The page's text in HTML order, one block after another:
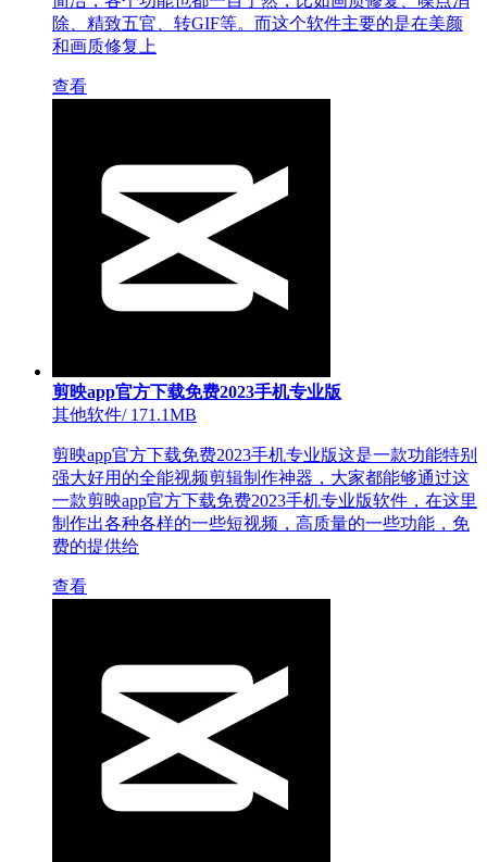
除、精致五官、转GIF等。而这个软件主要的是在美颜
和画质修复上
查看
剪映app官方下载免费2023手机专业版
其他软件/171.1MB
剪映app官方下载免费2023手机专业版这是一款功能特别
强大好用的全能视频剪辑制作神器，大家都能够通过这
一款剪映app官方下载免费2023手机专业版软件，在这里
制作出各种各样的一些短视频，高质量的一些功能，免
费的提供给
查看